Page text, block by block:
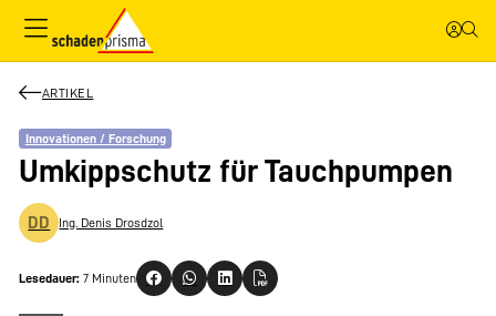
ARTIKEL
Innovationen / Forschung
Umkippschutz für Tauchpumpen
DD Ing. Denis Drosdzol
Lesedauer: 7 Minuten